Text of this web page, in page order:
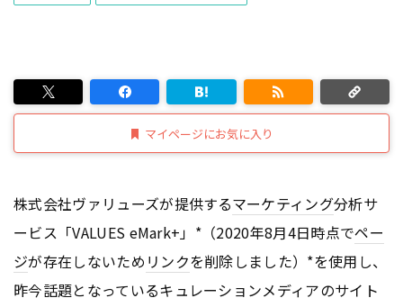
マイページにお気に入り
株式会社ヴァリューズが提供するマーケティング分析サ
ービス「VALUES eMark+」*（2020年8月4日時点でペー
ジが存在しないため リンクを削除しました）*を使用し、
昨今話題となっているキュレーションメディアのサイト